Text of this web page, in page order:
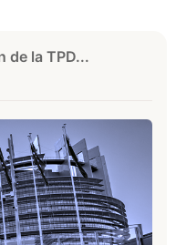
de la TPD...